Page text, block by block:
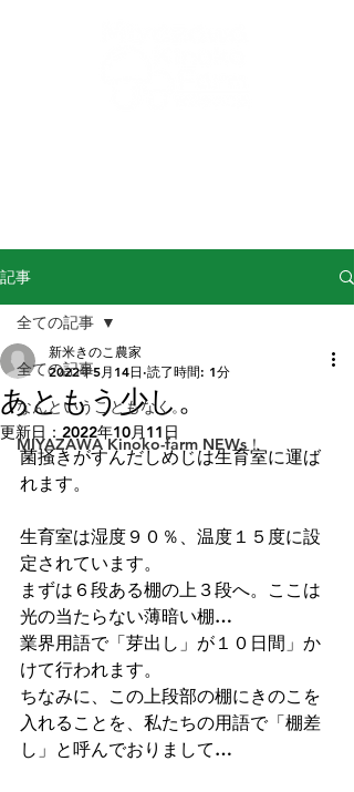
記事
全ての記事
なんということもなく。
MIYAZAWA Kinoko-farm NEWs！
全ての記事
あともう少し。
新米きのこ農家
2022年5月14日 読了時間: 1分
更新日： 2022年10月11日
菌掻きがすんだしめじは生育室に運ば
れます。
生育室は湿度９０％、温度１５度に設
定されています。
まずは６段ある棚の上３段へ。ここは
光の当たらない薄暗い棚…
業界用語で「芽出し」が１０日間」か
けて行われます。
ちなみに、この上段部の棚にきのこを
入れることを、私たちの用語で「棚差
し」と呼んでおりまして…